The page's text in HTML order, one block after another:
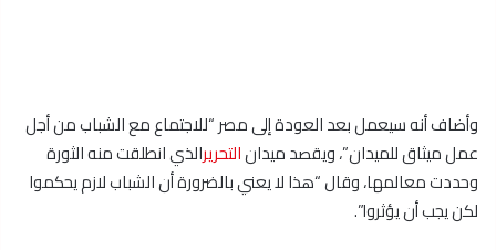
وأضاف أنه سيعمل بعد العودة إلى مصر “للاجتماع مع الشباب من أجل
عمل ميثاق للميدان”، ويقصد ميدانالتحريرالذي انطلقت منه الثورة
وحددت معالمها، وقال “هذا لا يعني بالضرورة أن الشباب لازم يحكموا
لكن يجب أن يؤثروا”.